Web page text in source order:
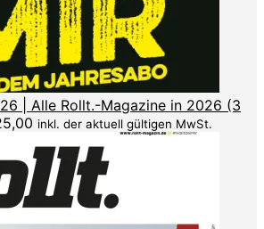
| Alle Rollt.-Magazine in 2026 (3
inkl. der aktuell gültigen MwSt.